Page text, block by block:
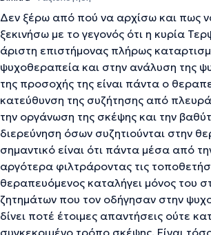
Δεν ξέρω από πού να αρχίσω και πως
ξεκινήσω με το γεγονός ότι η κυρία
άριστη επιστήμονας πλήρως
ψυχοθεραπεία και στην ανάλυση της
της προσοχής της είναι πάντα ο
κατεύθυνση της συζήτησης από
την οργάνωση της σκέψης και την
διερεύνηση όσων συζητιούνται στην
σημαντικό είναι ότι πάντα μέσα από
αργότερα φιλτράροντας τις
θεραπευόμενος καταλήγει μόνος του
ζητημάτων που τον οδήγησαν στην
δίνει ποτέ έτοιμες απαντήσεις ούτε
συγκεκριμένο τρόπο σκέψης. Είναι